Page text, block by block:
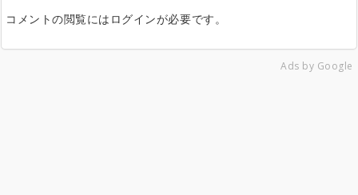
コメントの閲覧にはログインが必要です。
Ads by Google